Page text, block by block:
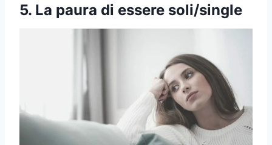
5. La paura di essere soli/single